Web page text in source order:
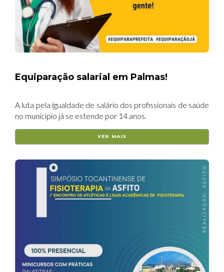
Equiparação salarial em Palmas!
A luta pela igualdade de salário dos profissionais de saúde
no município já se estende por 14 anos.
VER MAIS